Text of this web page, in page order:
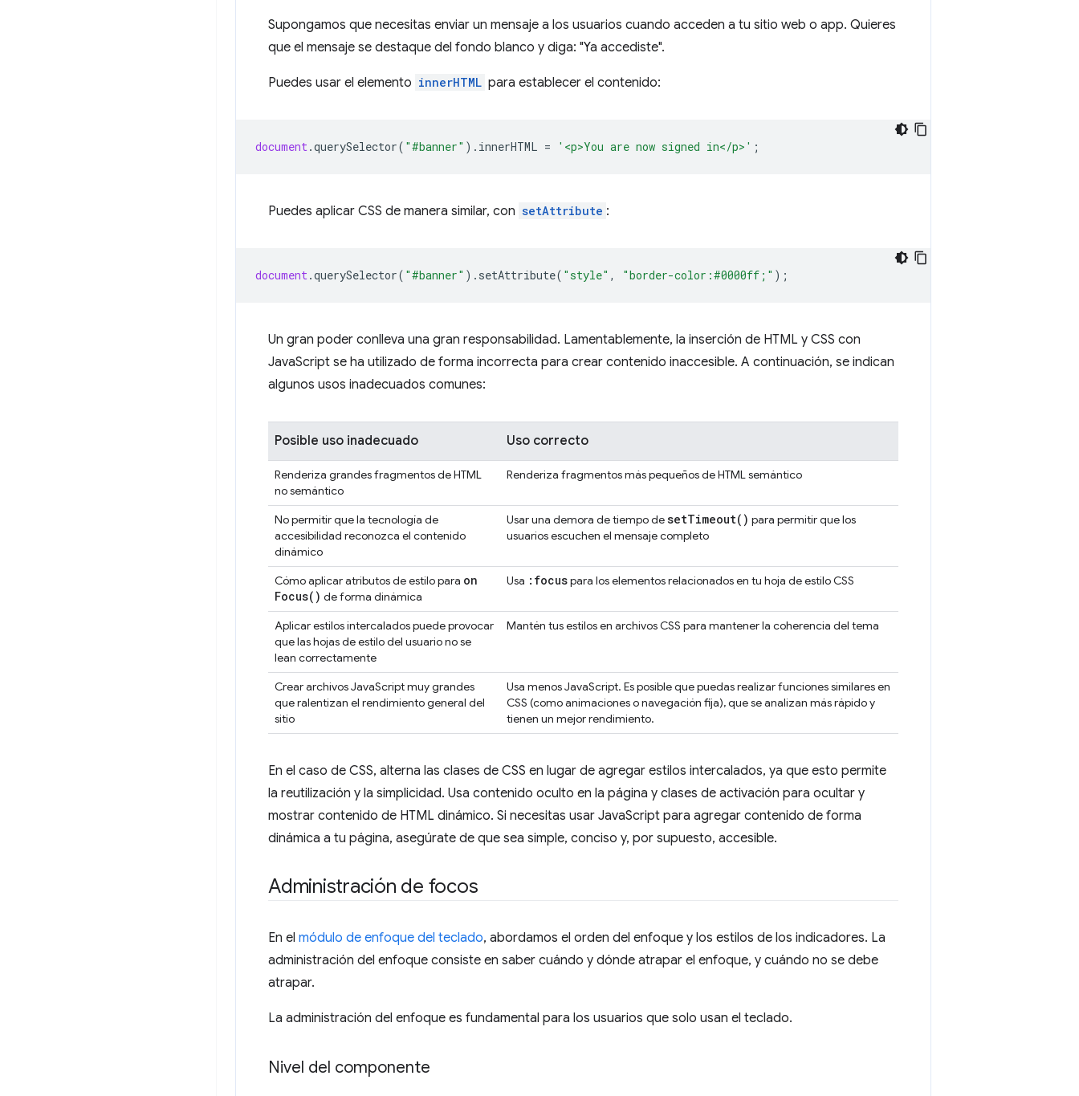
Supongamos que necesitas enviar un mensaje a los usuarios cuando acceden a tu sitio web o app. Quieres
que el mensaje se destaque del fondo blanco y diga: "Ya accediste".
Puedes usar el elemento innerHTML para establecer el contenido:
document.querySelector( "#banner" ). innerHTML = '<p>You are now signed in</p>' ;
Puedes aplicar CSS de manera similar, con setAttribute :
document.querySelector( "#banner" ). setAttribute( "style" , "border-color:#0000ff;" );
Un gran poder conlleva una gran responsabilidad. Lamentablemente, la inserción de HTML y CSS con
JavaScript se ha utilizado de forma incorrecta para crear contenido inaccesible. A continuación, se indican
algunos usos inadecuados comunes:
Posible uso inadecuado Uso correcto
Renderiza grandes fragmentos de HTML
no semántico
Renderiza fragmentos más pequeños de HTML semántico
No permitir que la tecnología de
accesibilidad reconozca el contenido
dinámico
Usar una demora de tiempo desetTimeout( ) para permitir que los
usuarios escuchen el mensaje completo
Cómo aplicar atributos de estilo para on
Focus( ) de forma dinámica
Usa :focuspara los elementos relacionados en tu hoja de estilo CSS
Aplicar estilos intercalados puede provocar
que las hojas de estilo del usuario no se
lean correctamente
Mantén tus estilos en archivos CSS para mantener la coherencia del tema
Crear archivos JavaScript muy grandes
que ralentizan el rendimiento general del
sitio
Usa menos JavaScript. Es posible que puedas realizar funciones similares en
CSS (como animaciones o navegación fija), que se analizan más rápido y
tienen un mejor rendimiento.
En el caso de CSS, alterna las clases de CSS en lugar de agregar estilos intercalados, ya que esto permite
la reutilización y la simplicidad. Usa contenido oculto en la página y clases de activación para ocultar y
mostrar contenido de HTML dinámico. Si necesitas usar JavaScript para agregar contenido de forma
dinámica a tu página, asegúrate de que sea simple, conciso y, por supuesto, accesible.
Administración de focos
En el módulo de enfoque del teclado, abordamos el orden del enfoque y los estilos de los indicadores. La
administración del enfoque consiste en saber cuándo y dónde atrapar el enfoque, y cuándo no se debe
atrapar.
La administración del enfoque es fundamental para los usuarios que solo usan el teclado.
Nivel del componente